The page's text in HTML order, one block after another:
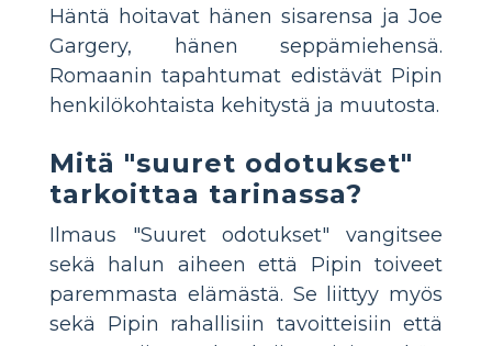
Häntä hoitavat hänen sisarensa ja Joe
Gargery, hänen seppämiehensä.
Romaanin tapahtumat edistävät Pipin
henkilökohtaista kehitystä ja muutosta.
Mitä "suuret odotukset"
tarkoittaa tarinassa?
Ilmaus "Suuret odotukset" vangitsee
sekä halun aiheen että Pipin toiveet
paremmasta elämästä. Se liittyy myös
sekä Pipin rahallisiin tavoitteisiin että